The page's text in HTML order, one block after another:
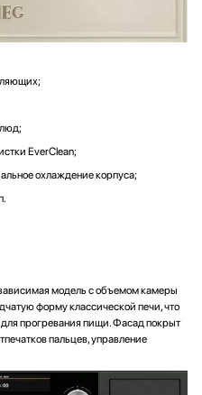
EverClean;
охлаждение корпуса;
модель с объемом камеры
форму классической печи, что
для прогревания пищи. Фасад покрыт
пальцев, управление